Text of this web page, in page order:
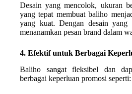
Desain yang mencolok, ukuran
yang tepat membuat baliho
yang kuat. Dengan desain yang
menanamkan pesan brand dalam
4. Efektif untuk Berbagai
Baliho sangat fleksibel dan
berbagai keperluan promosi seperti: